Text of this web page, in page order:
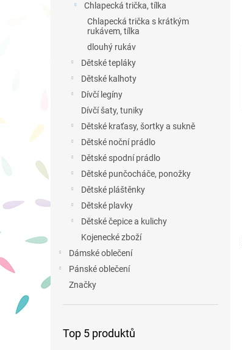
Chlapecká trička, tílka
Chlapecká trička s krátkým
rukávem, tílka
dlouhý rukáv
Dětské tepláky
Dětské kalhoty
Dívčí legíny
Dívčí šaty, tuniky
Dětské kraťasy, šortky a sukně
Dětské noční prádlo
Dětské spodní prádlo
Dětské punčocháče, ponožky
Dětské pláštěnky
Dětské plavky
Dětské čepice a kulichy
Kojenecké zboží
Dámské oblečení
Pánské oblečení
Značky
Top 5 produktů